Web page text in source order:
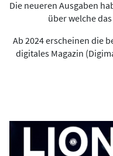
Die neueren Ausgaben
über welche
Ab 2024 erscheinen die
digitales Magazin